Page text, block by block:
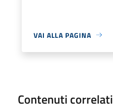
VAI ALLA PAGINA
Contenuti correlati